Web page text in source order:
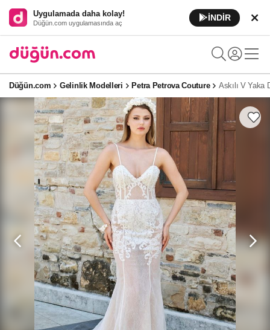
Uygulamada daha kolay!
Düğün.com uygulamasında aç
İNDİR
Düğün.com Gelinlik Modelleri Petra Petrova Couture Askılı V Yaka